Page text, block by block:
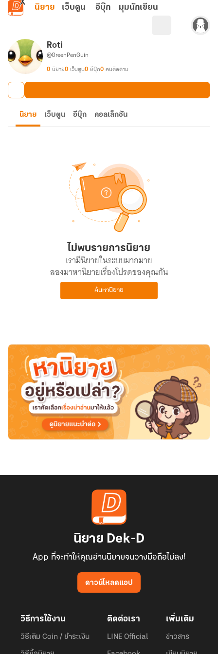
ข้ามไปยังเนื้อหาหลัก
นิยาย เว็บตูน อีบุ๊ก มุมนักเขียน
Roti
@GreenPenGuin
0 นิยาย0 เว็บตูน0 อีบุ๊ก0 คนติดตาม
นิยาย เว็บตูน อีบุ๊ก คอลเล็กชัน
ไม่พบรายการนิยาย
เรามีนิยายในระบบมากมาย
ลองมาหานิยายเรื่องโปรดของคุณกัน
ค้นหานิยาย
นิยาย Dek-D
App ที่จะทำให้คุณอ่านนิยายจนวางมือถือไม่ลง!
ดาวน์โหลดแอป
วิธีการใช้งาน
วิธีเติม Coin / ชำระเงิน
ติดต่อเรา
LINE Official
เพิ่มเติม
ข่าวสาร